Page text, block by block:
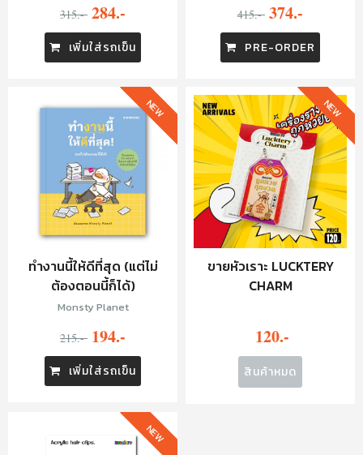
315.- 284.-
เพิ่มใส่รถเข็น
415.- 374.-
PRE-ORDER
ทำงานนี้ให้ดีที่สุด (แต่ไม่
ต้องตอนนี้ก็ได้)
Monsty Planet
215.- 194.-
เพิ่มใส่รถเข็น
NEW
ขายหัวเราะ LUCKTERY
CHARM
120.-
สินค้าหมด
NEW
NEW